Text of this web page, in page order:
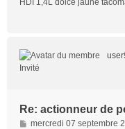
HDI 1,4L dolce jaune
Invité
Re: actionneur de
M
mercredi 07 septembre